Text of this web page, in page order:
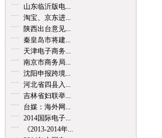
山东临沂版电...
淘宝、京东进...
陕西出台意见...
秦皇岛市将建...
天津电子商务...
南京市商务局...
沈阳申报跨境...
河北省四县入...
吉林省妇联举...
台媒：海外网...
2014国际电子...
《2013-2014年...